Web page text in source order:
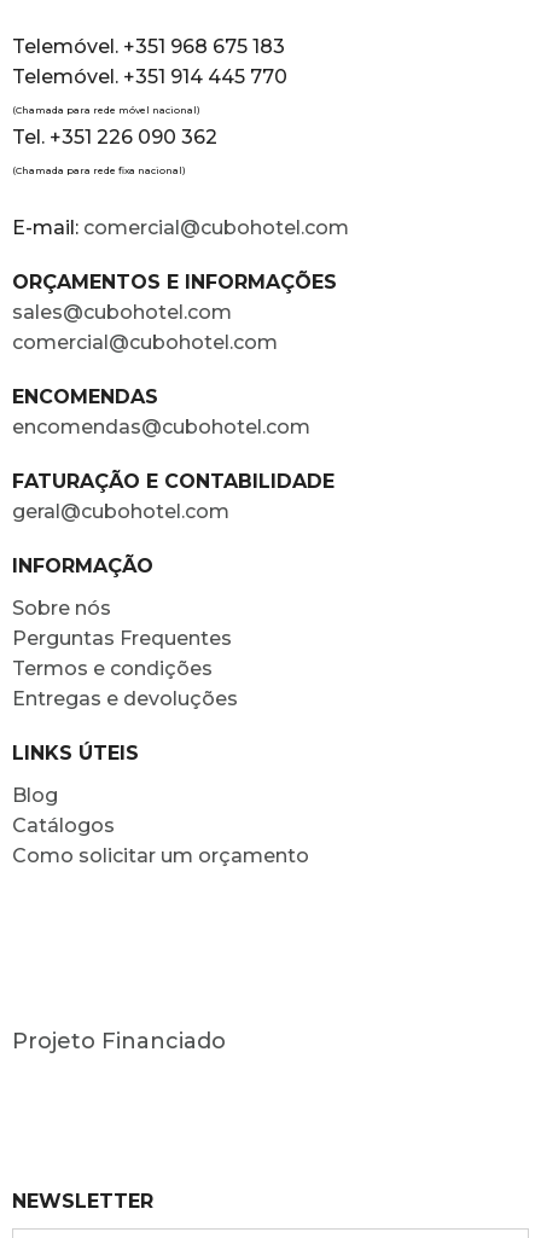
Telemóvel. +351 968 675 183
Telemóvel. +351 914 445 770
(Chamada para rede móvel nacional)
Tel. +351 226 090 362
(Chamada para rede fixa nacional)
E-mail: comercial@cubohotel.com
ORÇAMENTOS E INFORMAÇÕES
sales@cubohotel.com
comercial@cubohotel.com
ENCOMENDAS
encomendas@cubohotel.com
FATURAÇÃO E CONTABILIDADE
geral@cubohotel.com
INFORMAÇÃO
Sobre nós
Perguntas Frequentes
Termos e condições
Entregas e devoluções
LINKS ÚTEIS
Blog
Catálogos
Como solicitar um orçamento
Projeto Financiado
NEWSLETTER